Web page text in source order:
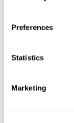
Preferences
Statistics
Marketing
espaces.
de perception
qui nous
collisions